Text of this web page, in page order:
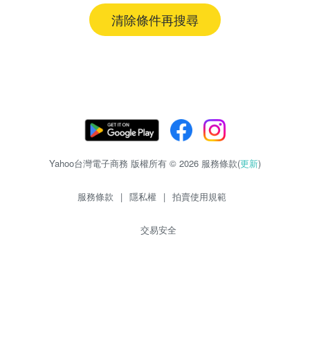
清除條件再搜尋
Yahoo台灣電子商務 版權所有 © 2026 服務條款(更新)
服務條款 | 隱私權 | 拍賣使用規範
交易安全